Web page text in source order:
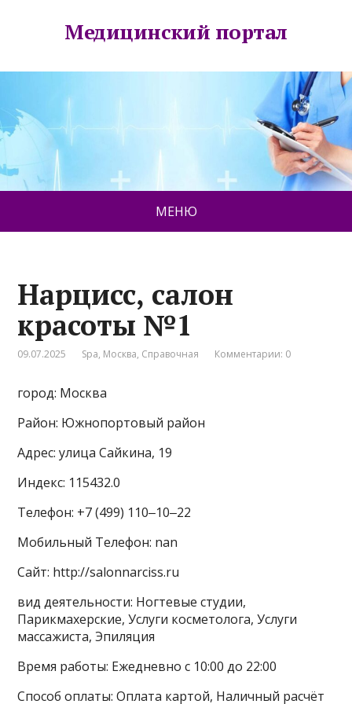
Медицинский портал
МЕНЮ
Нарцисс, салон
красоты №1
09.07.2025 Spa, Москва, Справочная Комментарии: 0
город: Москва
Район: Южнопортовый район
Адрес: улица Сайкина, 19
Индекс: 115432.0
Телефон: +7 (499) 110‒10‒22
Мобильный Телефон: nan
Сайт: http://salonnarciss.ru
вид деятельности: Ногтевые студии,
Парикмахерские, Услуги косметолога, Услуги
массажиста, Эпиляция
Время работы: Ежедневно с 10:00 до 22:00
Способ оплаты: Оплата картой, Наличный расчёт